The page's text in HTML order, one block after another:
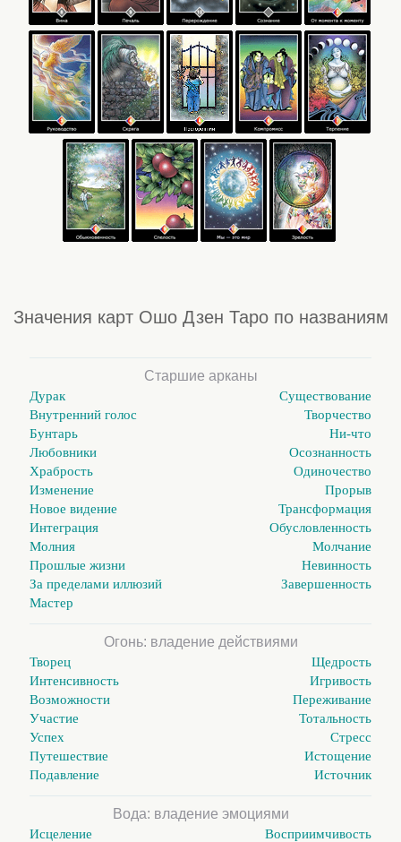
Значения карт Ошо Дзен Таро по названиям
Старшие арканы
Дурак
Существование
Внутренний голос
Творчество
Бунтарь
Ни-что
Любовники
Осознанность
Храбрость
Одиночество
Изменение
Прорыв
Новое видение
Трансформация
Интеграция
Обусловленность
Молния
Молчание
Прошлые жизни
Невинность
За пределами иллюзий
Завершенность
Мастер
Огонь: владение действиями
Творец
Щедрость
Интенсивность
Игривость
Возможности
Переживание
Участие
Тотальность
Успех
Стресс
Путешествие
Истощение
Подавление
Источник
Вода: владение эмоциями
Исцеление
Восприимчивость